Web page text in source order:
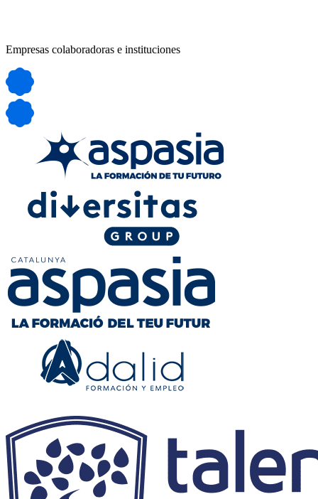
Empresas colaboradoras e instituciones